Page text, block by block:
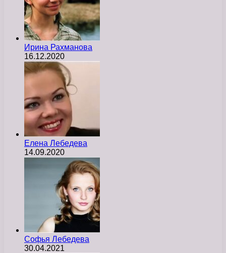
Ирина Рахманова
16.12.2020
Елена Лебедева
14.09.2020
Софья Лебедева
30.04.2021